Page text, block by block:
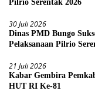
Pilrio Serentak 2026
30 Juli 2026
Dinas PMD Bungo
Pelaksanaan Pilrio
21 Juli 2026
Kabar Gembira
HUT RI Ke-81